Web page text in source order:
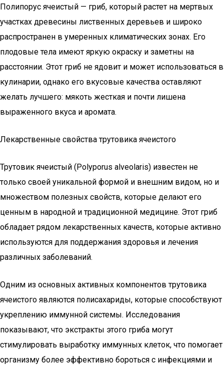
Полипорус ячеистый — гриб, который растет на мертвых
участках древесины лиственных деревьев и широко
распространен в умеренных климатических зонах. Его
плодовые тела имеют яркую окраску и заметны на
расстоянии. Этот гриб не ядовит и может использоваться в
кулинарии, однако его вкусовые качества оставляют
желать лучшего: мякоть жесткая и почти лишена
выраженного вкуса и аромата.
Лекарственные свойства трутовика ячеистого
Трутовик ячеистый (Polyporus alveolaris) известен не
только своей уникальной формой и внешним видом, но и
множеством полезных свойств, которые делают его
ценным в народной и традиционной медицине. Этот гриб
обладает рядом лекарственных качеств, которые активно
используются для поддержания здоровья и лечения
различных заболеваний.
Одним из основных активных компонентов трутовика
ячеистого являются полисахариды, которые способствуют
укреплению иммунной системы. Исследования
показывают, что экстракты этого гриба могут
стимулировать выработку иммунных клеток, что помогает
организму более эффективно бороться с инфекциями и